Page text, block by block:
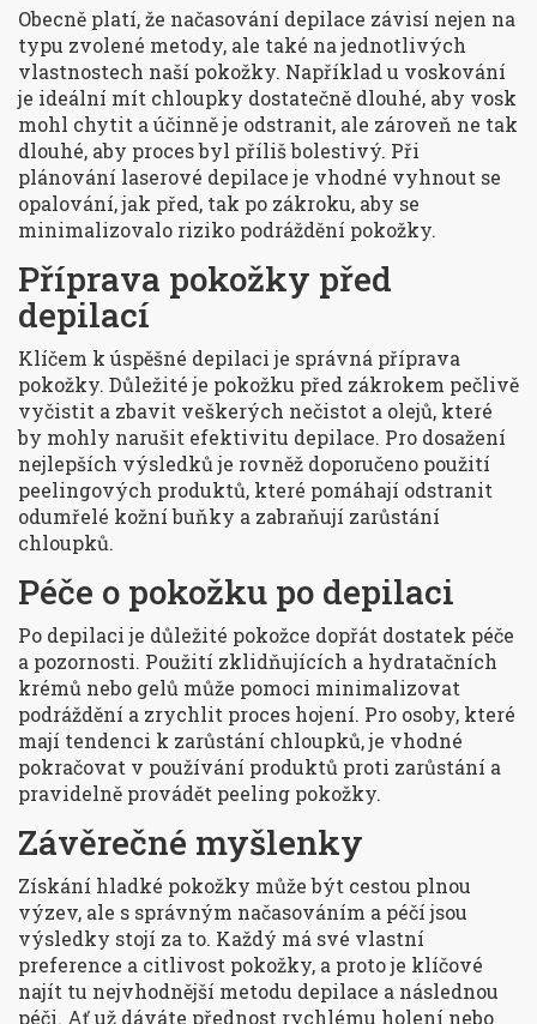
Obecně platí, že načasování depilace závisí nejen na
typu zvolené metody, ale také na jednotlivých
vlastnostech naší pokožky. Například u voskování
je ideální mít chloupky dostatečně dlouhé, aby vosk
mohl chytit a účinně je odstranit, ale zároveň ne tak
dlouhé, aby proces byl příliš bolestivý. Při
plánování laserové depilace je vhodné vyhnout se
opalování, jak před, tak po zákroku, aby se
minimalizovalo riziko podráždění pokožky.
Příprava pokožky před
depilací
Klíčem k úspěšné depilaci je správná příprava
pokožky. Důležité je pokožku před zákrokem pečlivě
vyčistit a zbavit veškerých nečistot a olejů, které
by mohly narušit efektivitu depilace. Pro dosažení
nejlepších výsledků je rovněž doporučeno použití
peelingových produktů, které pomáhají odstranit
odumřelé kožní buňky a zabraňují zarůstání
chloupků.
Péče o pokožku po depilaci
Po depilaci je důležité pokožce dopřát dostatek péče
a pozornosti. Použití zklidňujících a hydratačních
krémů nebo gelů může pomoci minimalizovat
podráždění a zrychlit proces hojení. Pro osoby, které
mají tendenci k zarůstání chloupků, je vhodné
pokračovat v používání produktů proti zarůstání a
pravidelně provádět peeling pokožky.
Závěrečné myšlenky
Získání hladké pokožky může být cestou plnou
výzev, ale s správným načasováním a péčí jsou
výsledky stojí za to. Každý má své vlastní
preference a citlivost pokožky, a proto je klíčové
najít tu nejvhodnější metodu depilace a následnou
péči. Ať už dáváte přednost rychlému holení nebo